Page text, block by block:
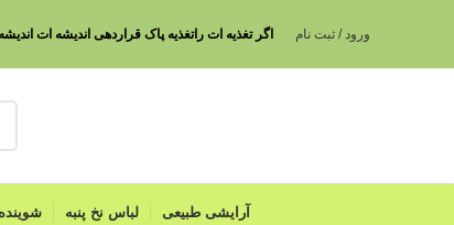
ورود / ثبت نام اگر تغذیه ات راتغذیه پاک قراردهی اندیشه
آرایشی طبیعی لباس نخ پنبه